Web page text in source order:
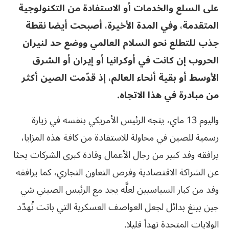
على السلع والخدمات أو الاستفادة من التكنولوجية
المتقدمة، وفي المدة الأخيرة، أصبحت أيضا نقطة
جذب للتطلع نحو السلام العالمي ووضع حد لنيران
الحروب إن كانت في أوكرانيا أو إيران أو الشرق
الأوسط أو بقية أنحاء العالم، إذ قدّمت الصين أكثر
من مبادرة في هذا الاتجاه.
واليوم 13 ماي، يتجه الرئيس الأمريكي بنفسه في زيارة
رسمية للصين في محاولة للاستفادة من كافة هذه المزايا،
يرافقه وفد كبير من رجال الأعمال وقادة كبرى الشركات بحثا
عن الشراكة الاقتصادية وفرص التعاون التجاري، كما يرافقه
وفد من كبار السياسيين لعلَّه يجد مع الرئيس الصيني شي
جين بينغ بدائل لجعل العواصف العسكرية التي باتت تُهدّد
الولايات المتحدة تهدأ قليلا.